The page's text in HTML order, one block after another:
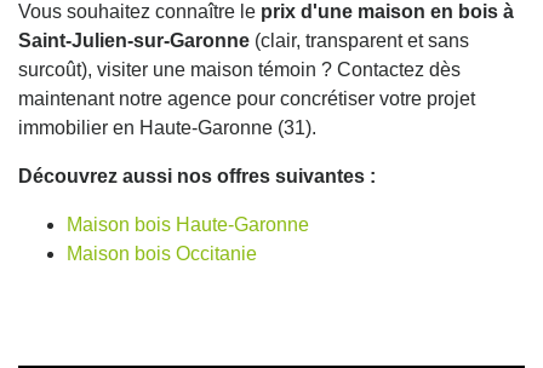
Vous souhaitez connaître le prix d'une maison en bois à
Saint-Julien-sur-Garonne (clair, transparent et sans
surcoût), visiter une maison témoin ? Contactez dès
maintenant notre agence pour concrétiser votre projet
immobilier en Haute-Garonne (31).
Découvrez aussi nos offres suivantes :
Maison bois Haute-Garonne
Maison bois Occitanie